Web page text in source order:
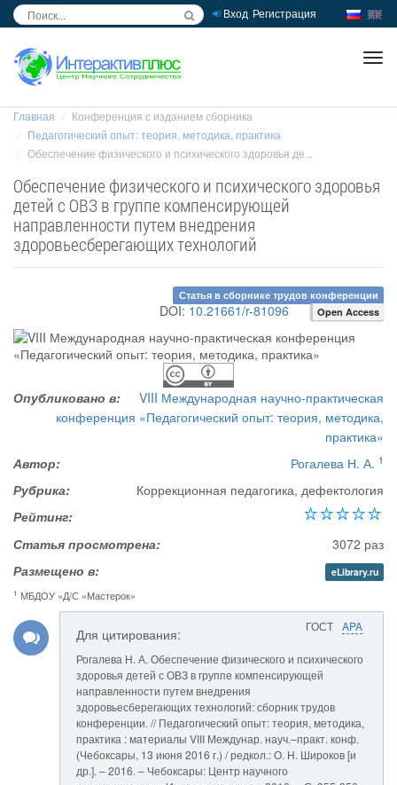
Вход Регистрация
Главная
Конференция с изданием сборника
Педагогический опыт: теория, методика, практика
Обеспечение физического и психического здоровья де...
Обеспечение физического и психического здоровья
детей с ОВЗ в группе компенсирующей
направленности путем внедрения
здоровьесберегающих технологий
Статья в сборнике трудов конференции
DOI: 10.21661/r-81096 Open Access
Опубликовано в:
VIII Международная научно-практическая
конференция «Педагогический опыт: теория, методика,
практика»
Автор:
Рогалева Н. А. 1
Рубрика:
Коррекционная педагогика, дефектология
Рейтинг:
Статья просмотрена:
3072 раз
Размещено в:
eLibrary.ru
1 МБДОУ «Д/С «Мастерок»
ГОСТ APA
Для цитирования:
Рогалева Н. А. Обеспечение физического и психического
здоровья детей с ОВЗ в группе компенсирующей
направленности путем внедрения
здоровьесберегающих технологий: сборник трудов
конференции. // Педагогический опыт: теория, методика,
практика : материалы VIII Междунар. науч.–практ. конф.
(Чебоксары, 13 июня 2016 г.) / редкол.: О. Н. Широков [и
др.]. – 2016. – Чебоксары: Центр научного